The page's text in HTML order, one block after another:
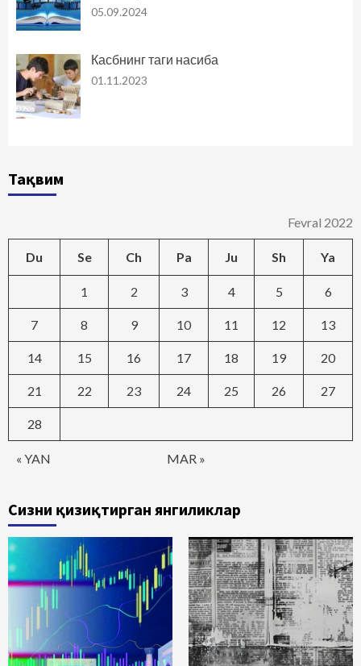
05.09.2024
Касбнинг таги насиба
01.11.2023
Тақвим
Fevral 2022
Du Se Ch Pa Ju Sh Ya
« YAN MAR »
1 2 3 4 5 6
7 8 9 10 11 12 13
14 15 16 17 18 19 20
21 22 23 24 25 26 27
28
Сизни қизиқтирган янгиликлар